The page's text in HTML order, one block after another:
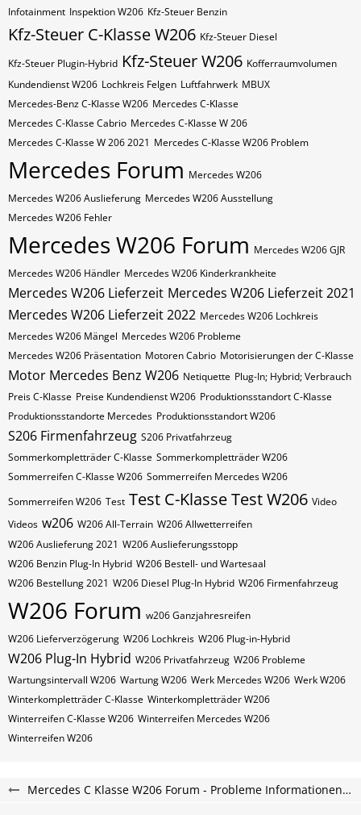
Infotainment Inspektion W206 Kfz-Steuer Benzin
Kfz-Steuer C-Klasse W206 Kfz-Steuer Diesel
Kfz-Steuer Plugin-Hybrid Kfz-Steuer W206 Kofferraumvolumen
Kundendienst W206 Lochkreis Felgen Luftfahrwerk MBUX
Mercedes-Benz C-Klasse W206 Mercedes C-Klasse
Mercedes C-Klasse Cabrio Mercedes C-Klasse W 206
Mercedes C-Klasse W 206 2021 Mercedes C-Klasse W206 Problem
Mercedes Forum Mercedes W206
Mercedes W206 Auslieferung Mercedes W206 Ausstellung
Mercedes W206 Fehler
Mercedes W206 Forum Mercedes W206 GJR
Mercedes W206 Händler Mercedes W206 Kinderkrankheite
Mercedes W206 Lieferzeit Mercedes W206 Lieferzeit 2021
Mercedes W206 Lieferzeit 2022 Mercedes W206 Lochkreis
Mercedes W206 Mängel Mercedes W206 Probleme
Mercedes W206 Präsentation Motoren Cabrio Motorisierungen der C-Klasse
Motor Mercedes Benz W206 Netiquette Plug-In; Hybrid; Verbrauch
Preis C-Klasse Preise Kundendienst W206 Produktionsstandort C-Klasse
Produktionsstandorte Mercedes Produktionsstandort W206
S206 Firmenfahrzeug S206 Privatfahrzeug
Sommerkompletträder C-Klasse Sommerkompletträder W206
Sommerreifen C-Klasse W206 Sommerreifen Mercedes W206
Sommerreifen W206 Test Test C-KlasseTest W206 Video
Videos w206 W206 All-Terrain W206 Allwetterreifen
W206 Auslieferung 2021 W206 Auslieferungsstopp
W206 Benzin Plug-In Hybrid W206 Bestell- und Wartesaal
W206 Bestellung 2021 W206 Diesel Plug-In Hybrid W206 Firmenfahrzeug
W206 Forum w206 Ganzjahresreifen
W206 Lieferverzögerung W206 Lochkreis W206 Plug-in-Hybrid
W206 Plug-In Hybrid W206 Privatfahrzeug W206 Probleme
Wartungsintervall W206 Wartung W206 Werk Mercedes W206 Werk W206
Winterkompletträder C-Klasse Winterkompletträder W206
Winterreifen C-Klasse W206 Winterreifen Mercedes W206
Winterreifen W206
Mercedes C Klasse W206 Forum - Probleme Informationen und Erfahrungen